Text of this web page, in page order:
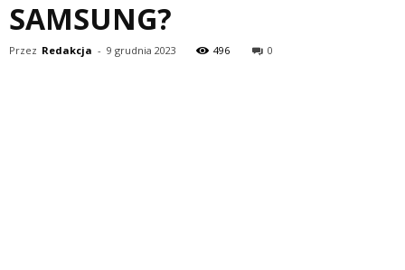
SAMSUNG?
Przez Redakcja - 9 grudnia 2023 496 0